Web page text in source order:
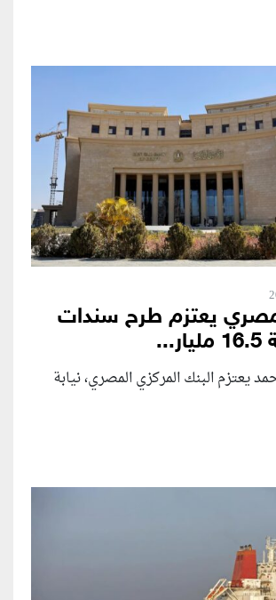
يعتزم طرح سندات
يعتزم البنك المركزي المصري، نيابة